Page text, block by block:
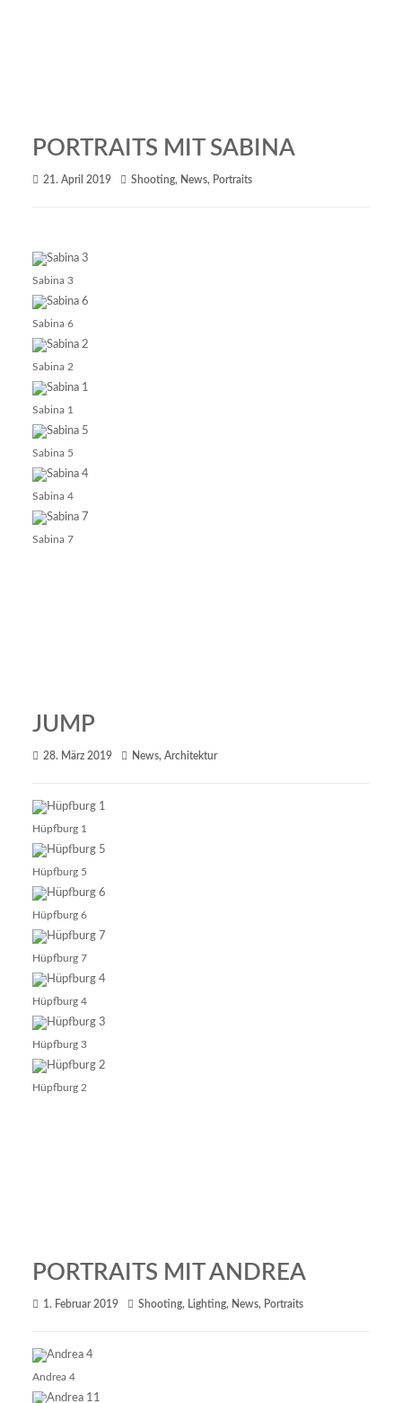
PORTRAITS MIT SABINA
21. April 2019 Shooting, News, Portraits
Sabina 3
Sabina 6
Sabina 2
Sabina 1
Sabina 5
Sabina 4
Sabina 7
JUMP
28. März 2019 News, Architektur
Hüpfburg 1
Hüpfburg 5
Hüpfburg 6
Hüpfburg 7
Hüpfburg 4
Hüpfburg 3
Hüpfburg 2
PORTRAITS MIT ANDREA
1. Februar 2019 Shooting, Lighting, News, Portraits
Andrea 4